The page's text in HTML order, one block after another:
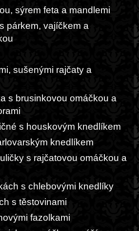
sýrem feta a mandlemi
párkem, vajíčkem a
sušenými rajčaty a
s brusinkovou omáčkou a
s houskovým knedlíkem
knedlíkem
s rajčatovou omáčkou a
s chlebovými knedlíky
s těstovinami
fazolkami